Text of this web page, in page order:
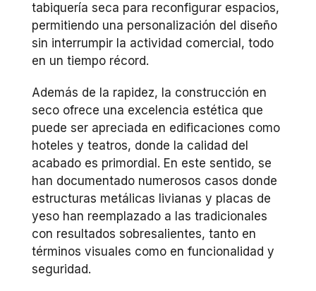
tabiquería seca para reconfigurar espacios,
permitiendo una personalización del diseño
sin interrumpir la actividad comercial, todo
en un tiempo récord.
Además de la rapidez, la construcción en
seco ofrece una excelencia estética que
puede ser apreciada en edificaciones como
hoteles y teatros, donde la calidad del
acabado es primordial. En este sentido, se
han documentado numerosos casos donde
estructuras metálicas livianas y placas de
yeso han reemplazado a las tradicionales
con resultados sobresalientes, tanto en
términos visuales como en funcionalidad y
seguridad.